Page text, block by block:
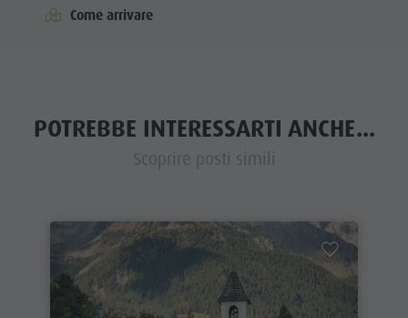
Come arrivare
POTREBBE INTERESSARTI ANCHE...
Scoprire posti simili